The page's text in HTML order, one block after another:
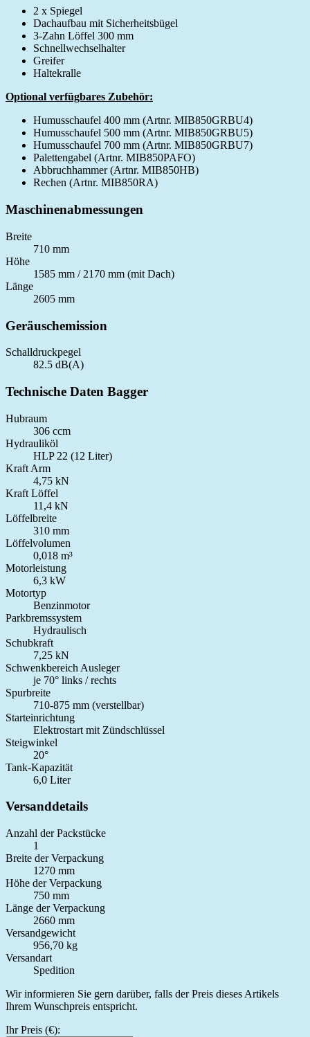
2 x Spiegel
Dachaufbau mit Sicherheitsbügel
3-Zahn Löffel 300 mm
Schnellwechselhalter
Greifer
Haltekralle
Optional verfügbares Zubehör:
Humusschaufel 400 mm (Artnr. MIB850GRBU4)
Humusschaufel 500 mm (Artnr. MIB850GRBU5)
Humusschaufel 700 mm (Artnr. MIB850GRBU7)
Palettengabel (Artnr. MIB850PAFO)
Abbruchhammer (Artnr. MIB850HB)
Rechen (Artnr. MIB850RA)
Maschinenabmessungen
Breite
710 mm
Höhe
1585 mm / 2170 mm (mit Dach)
Länge
2605 mm
Geräuschemission
Schalldruckpegel
82.5 dB(A)
Technische Daten Bagger
Hubraum
306 ccm
Hydrauliköl
HLP 22 (12 Liter)
Kraft Arm
4,75 kN
Kraft Löffel
11,4 kN
Löffelbreite
310 mm
Löffelvolumen
0,018 m³
Motorleistung
6,3 kW
Motortyp
Benzinmotor
Parkbremssystem
Hydraulisch
Schubkraft
7,25 kN
Schwenkbereich Ausleger
je 70° links / rechts
Spurbreite
710-875 mm (verstellbar)
Starteinrichtung
Elektrostart mit Zündschlüssel
Steigwinkel
20°
Tank-Kapazität
6,0 Liter
Versanddetails
Anzahl der Packstücke
1
Breite der Verpackung
1270 mm
Höhe der Verpackung
750 mm
Länge der Verpackung
2660 mm
Versandgewicht
956,70 kg
Versandart
Spedition
Wir informieren Sie gern darüber, falls der Preis dieses Artikels
Ihrem Wunschpreis entspricht.
Ihr Preis (€):